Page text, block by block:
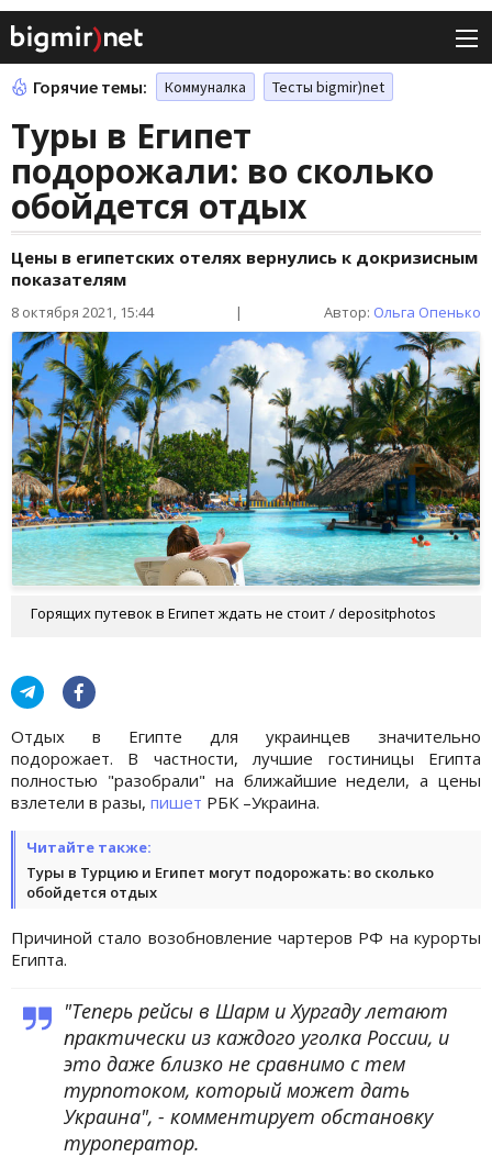
Горячие темы: Коммуналка Тесты bigmir)net
Туры в Египет
подорожали: во сколько
обойдется отдых
Цены в египетских отелях вернулись к докризисным
показателям
8 октября 2021, 15:44 | Автор: Ольга Опенько
Горящих путевок в Египет ждать не стоит / depositphotos
Отдых в Египте для украинцев значительно
подорожает. В частности, лучшие гостиницы Египта
полностью "разобрали" на ближайшие недели, а цены
взлетели в разы, пишет РБК –Украина.
Читайте также:
Туры в Турцию и Египет могут подорожать: во сколько
обойдется отдых
Причиной стало возобновление чартеров РФ на курорты
Египта.
"Теперь рейсы в Шарм и Хургаду летают
практически из каждого уголка России, и
это даже близко не сравнимо с тем
турпотоком, который может дать
Украина", - комментирует обстановку
туроператор.